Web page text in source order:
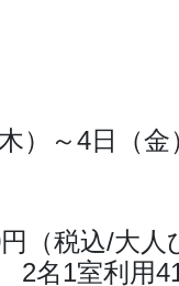
木）～4日
（税込/大
名1室利用